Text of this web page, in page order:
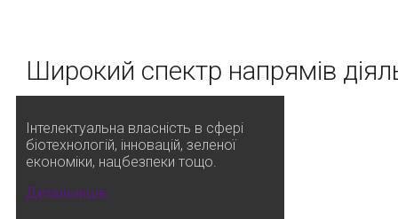
Широкий спектр напрямів
Інтелектуальна власність в сфері
біотехнологій, інновацій, зеленої
економіки, нацбезпеки тощо.
Детальніше